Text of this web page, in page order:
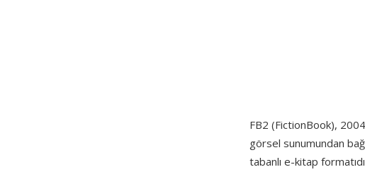
FB2 (FictionBook),
görsel sunumundan
tabanlı e-kitap